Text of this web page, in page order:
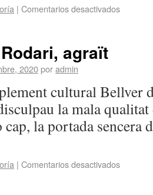
| Comentarios desactivados
agraït
2020poradmin
cultural Bellver
la mala
la portada sencera
| Comentarios desactivados